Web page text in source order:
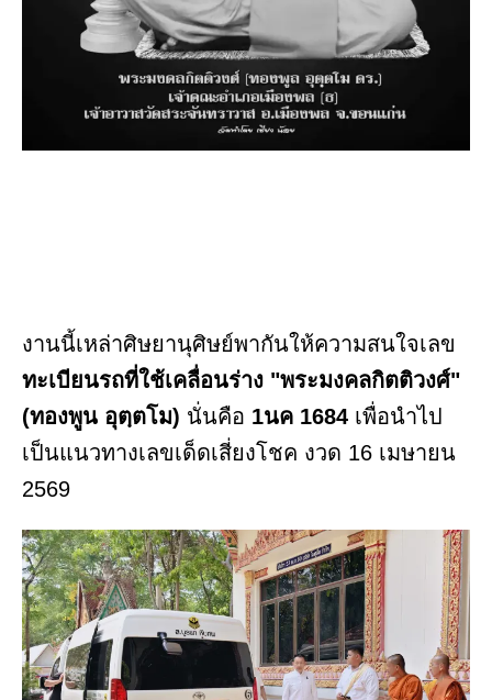
งานนี้เหล่าศิษยานุศิษย์พากันให้ความสนใจเลข
ทะเบียนรถที่ใช้เคลื่อนร่าง "พระมงคลกิตติวงศ์"
(ทองพูน อุตฺตโม) นั่นคือ 1นค 1684 เพื่อนำไป
เป็นแนวทางเลขเด็ดเสี่ยงโชค งวด 16 เมษายน
2569